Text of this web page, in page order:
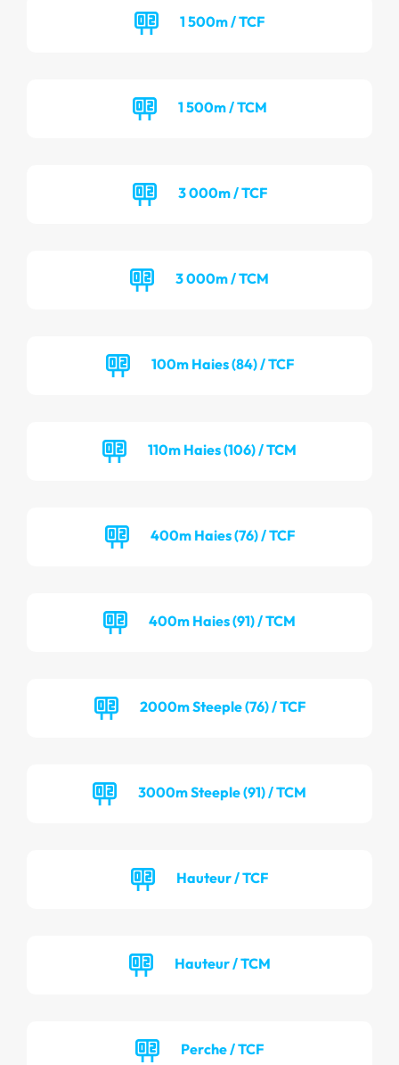
1 500m / TCF
1 500m / TCM
3 000m / TCF
3 000m / TCM
100m Haies (84) / TCF
110m Haies (106) / TCM
400m Haies (76) / TCF
400m Haies (91) / TCM
2000m Steeple (76) / TCF
3000m Steeple (91) / TCM
Hauteur / TCF
Hauteur / TCM
Perche / TCF